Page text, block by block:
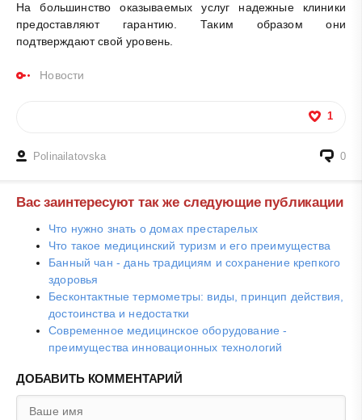
На большинство оказываемых услуг надежные клиники
предоставляют гарантию. Таким образом они
подтверждают свой уровень.
Новости
1
Polinailatovska 0
Вас заинтересуют так же следующие публикации
Что нужно знать о домах престарелых
Что такое медицинский туризм и его преимущества
Банный чан - дань традициям и сохранение крепкого
здоровья
Бесконтактные термометры: виды, принцип действия,
достоинства и недостатки
Современное медицинское оборудование -
преимущества инновационных технологий
ДОБАВИТЬ КОММЕНТАРИЙ